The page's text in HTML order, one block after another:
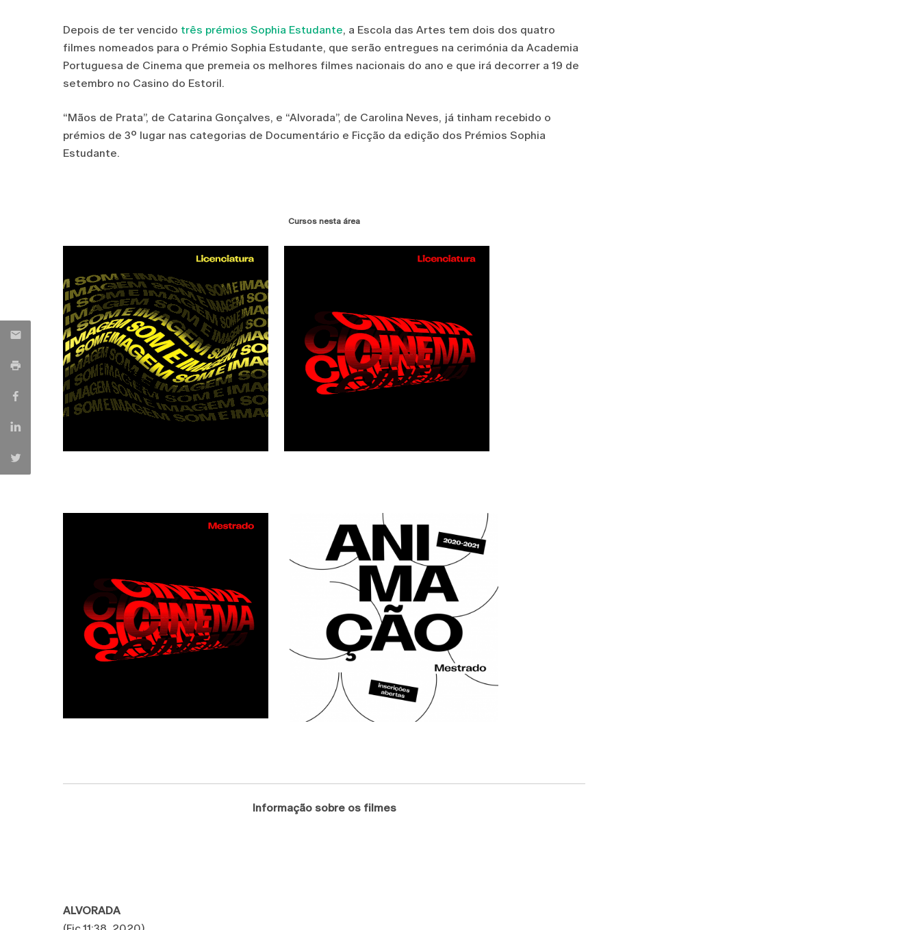
Depois de ter vencido três prémios Sophia Estudante, a Escola das Artes tem dois dos quatro
filmes nomeados para o Prémio Sophia Estudante, que serão entregues na cerimónia da Academia
Portuguesa de Cinema que premeia os melhores filmes nacionais do ano e que irá decorrer a 19 de
setembro no Casino do Estoril.
“Mãos de Prata”, de Catarina Gonçalves, e “Alvorada”, de Carolina Neves, já tinham recebido o
prémios de 3º lugar nas categorias de Documentário e Ficção da edição dos Prémios Sophia
Estudante.
Cursos nesta área
Informação sobre os filmes
ALVORADA